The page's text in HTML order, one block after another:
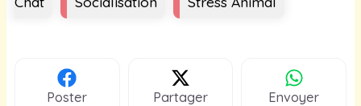
Poster Partager Envoyer